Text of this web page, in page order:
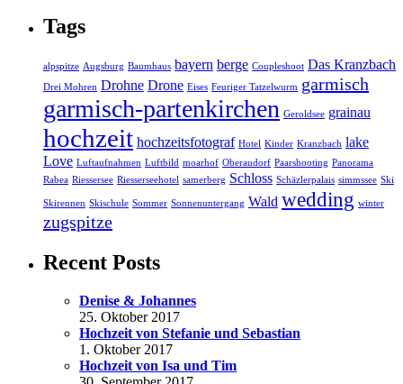
Tags
alpspitze Augsburg Baumhaus bayern berge Coupleshoot Das Kranzbach
Drei Mohren Drohne Drone Eises Feuriger Tatzelwurm garmisch
garmisch-partenkirchen Geroldsee grainau
hochzeit hochzeitsfotograf Hotel Kinder Kranzbach lake
Love Luftaufnahmen Luftbild moarhof Oberaudorf Paarshooting Panorama
Rabea Riessersee Riesserseehotel samerberg Schloss Schäzlerpalais simmssee Ski
Skirennen Skischule Sommer Sonnenuntergang Wald wedding winter
zugspitze
Recent Posts
Denise & Johannes
25. Oktober 2017
Hochzeit von Stefanie und Sebastian
1. Oktober 2017
Hochzeit von Isa und Tim